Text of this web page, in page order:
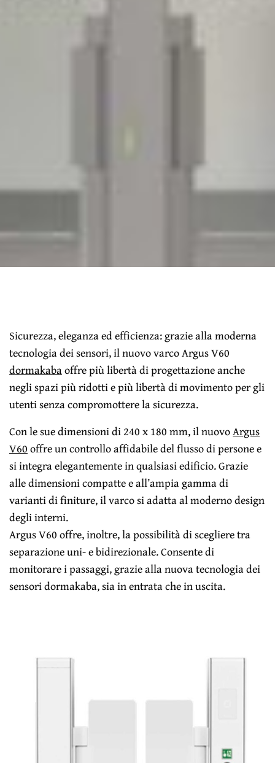
Sicurezza, eleganza ed efficienza: grazie alla moderna
tecnologia dei sensori, il nuovo varco Argus V60
dormakabaoffre più libertà di progettazione anche
negli spazi più ridotti e più libertà di movimento per gli
utenti senza compromottere la sicurezza.
Con le sue dimensioni di 240 x 180 mm, il nuovoArgus
V60offre un controllo affidabile del flusso di persone e
si integra elegantemente in qualsiasi edificio. Grazie
alle dimensioni compatte e all’ampia gamma di
varianti di finiture, il varco si adatta al moderno design
degli interni.
Argus V60 offre, inoltre, la possibilità di scegliere tra
separazione uni- e bidirezionale. Consente di
monitorare i passaggi, grazie alla nuova tecnologia dei
sensori dormakaba, sia in entrata che in uscita.